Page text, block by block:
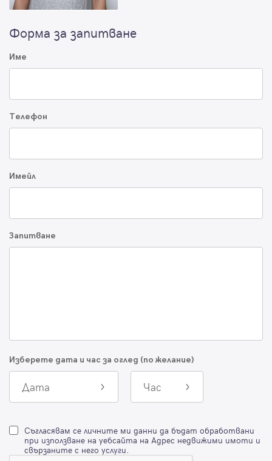
Форма за запитване
Име
Телефон
Имейл
Запитване
Изберете дата и час за оглед (по желание)
Дата Час
Съгласявам се личните ми данни да бъдат обработвани
при използване на уебсайта на Адрес недвижими имоти и
свързаните с него услуги.